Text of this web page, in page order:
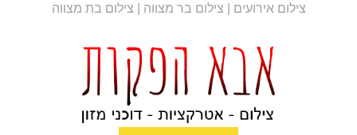
צילום אירועים | צילום בר מצווה | צילום בת מצווה